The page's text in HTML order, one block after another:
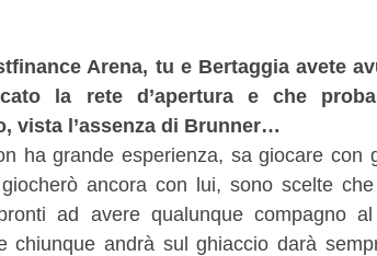
Arena, tu e Bertaggia avete
la rete d’apertura e che
vista l’assenza di Brunner…
ha grande esperienza, sa giocare
ancora con lui, sono scelte
ad avere qualunque compagno
chiunque andrà sul ghiaccio darà